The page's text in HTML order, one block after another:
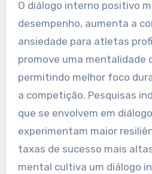
Quais
universais o
interno
proporciona?
O diálogo interno positivo
desempenho, aumenta a
ansiedade para atletas
promove uma mentalidade